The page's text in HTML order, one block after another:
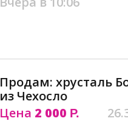
Продам: хрусталь
из Чехосло
Цена 2 000 Р.